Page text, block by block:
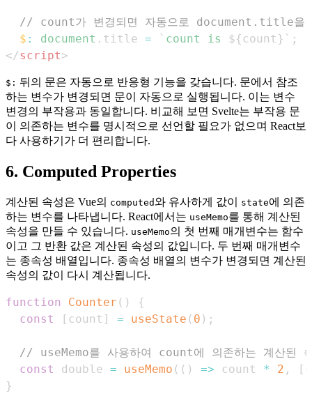
// count가 변경되면 자동으로 document.title을
$ : document . title = ` count is ${ count } ` ;
</script>
$: 뒤의 문은 자동으로 반응형 기능을 갖습니다. 문에서 참조
하는 변수가 변경되면 문이 자동으로 실행됩니다. 이는 변수
변경의 부작용과 동일합니다. 비교해 보면 Svelte는 부작용 문
이 의존하는 변수를 명시적으로 선언할 필요가 없으며 React보
다 사용하기가 더 편리합니다.
6. Computed Properties
계산된 속성은 Vue의 computed와 유사하게 값이 state에 의존
하는 변수를 나타냅니다. React에서는 useMemo를 통해 계산된
속성을 만들 수 있습니다. useMemo의 첫 번째 매개변수는 함수
이고 그 반환 값은 계산된 속성의 값입니다. 두 번째 매개변수
는 종속성 배열입니다. 종속성 배열의 변수가 변경되면 계산된
속성의 값이 다시 계산됩니다.
function Counter ( )
{
const
[ count ] = useState ( 0 ) ;
// useMemo를 사용하여 count에 의존하는 계산된
const
double = useMemo ( ( ) => count * 2 , [
}